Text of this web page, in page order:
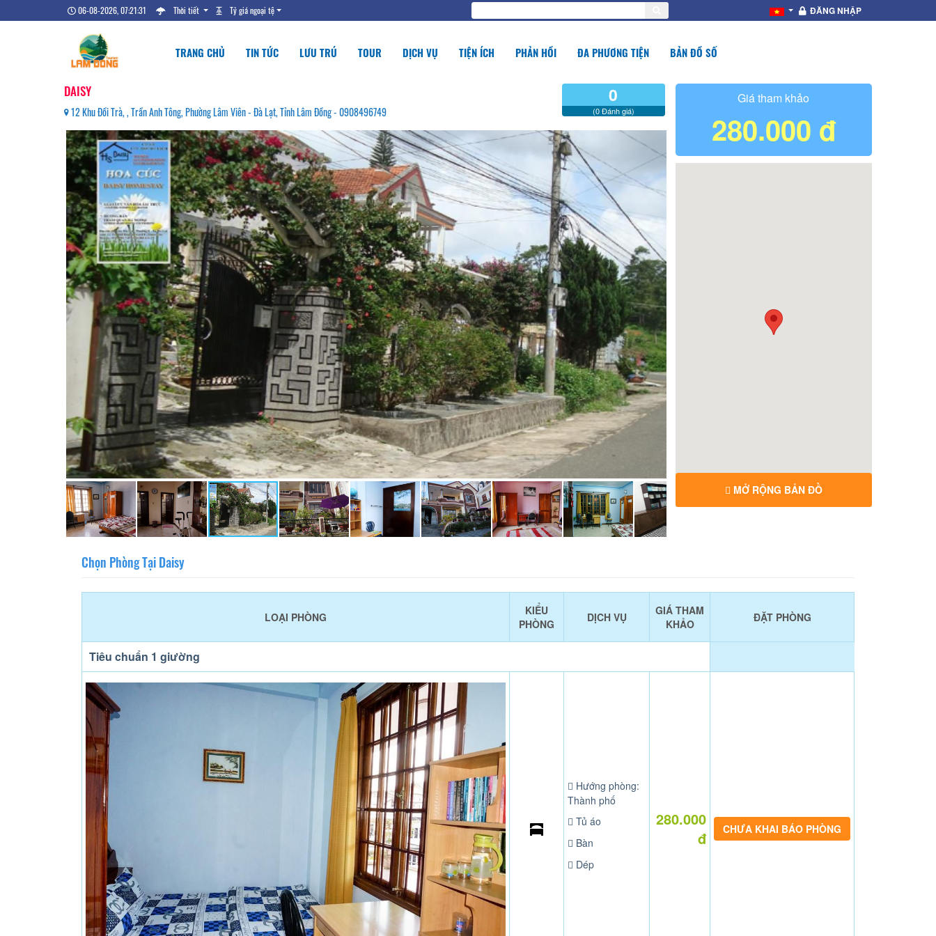
06-08-2026, 07:21:33 Thời tiết Tỷ giá ngoại tệ ĐĂNG NHẬP
TRANG CHỦ TIN TỨC LƯU TRÚ TOUR DỊCH VỤ TIỆN ÍCH PHẢN HỒI ĐA PHƯƠNG TIỆN BẢN ĐỒ SỐ
DAISY
12 Khu Đồi Trà, , Trần Anh Tông, Phường Lâm Viên - Đà Lạt, Tỉnh Lâm Đồng - 0908496749
0
(0 Đánh giá)
Giá tham khảo
280.000 đ
MỞ RỘNG BẢN ĐỒ
Chọn Phòng Tại Daisy
LOẠI PHÒNG
KIỂU
PHÒNG
DỊCH VỤ
GIÁ THAM
KHẢO
ĐẶT PHÒNG
Tiêu chuẩn 1 giường
Hướng phòng:
Thành phố
Tủ áo
Bàn
Dép
280.000
đ
CHƯA KHAI BÁO PHÒNG